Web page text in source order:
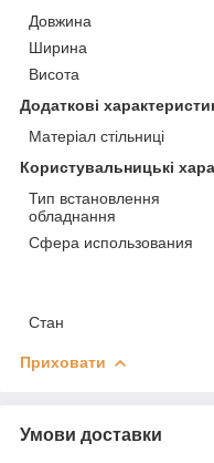
Довжина
Ширина
Висота
Додаткові
Матеріал стільниці
Користувальницькі
Тип встановлення
обладнання
Сфера использования
Стан
Приховати
Умови доставки